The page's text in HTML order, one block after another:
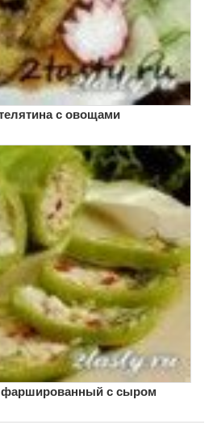
с овощами
фаршированный с сыром